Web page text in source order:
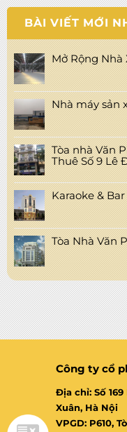
BÀI VIẾT MỚI
Mở Rộng
Nhà máy sản
Tòa nhà Văn
Thuê Số 9 Lê
Karaoke &
Tòa Nhà Văn
Công ty cổ
Địa chỉ: Số
Xuân, Hà Nội
VPGD: P610,